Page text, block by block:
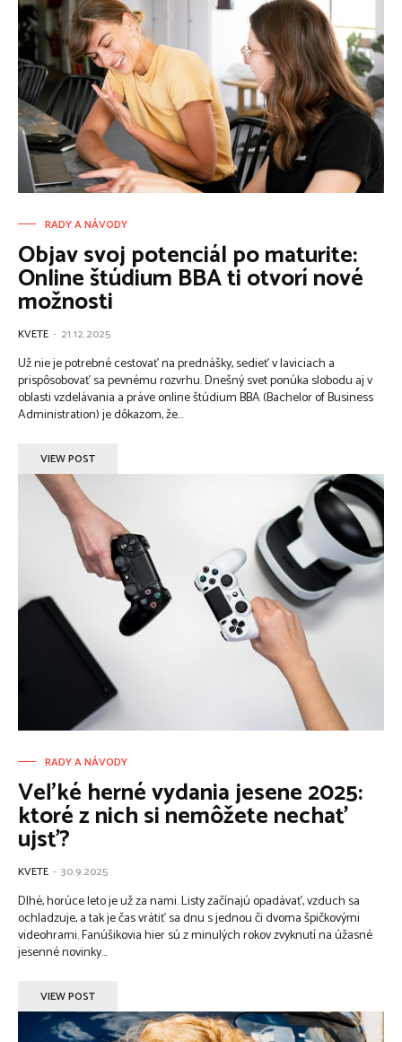
RADY A NÁVODY
Objav svoj potenciál po maturite:
Online štúdium BBA ti otvorí nové
možnosti
KVETE - 21.12.2025
Už nie je potrebné cestovať na prednášky, sedieť v laviciach a
prispôsobovať sa pevnému rozvrhu. Dnešný svet ponúka slobodu aj v
oblasti vzdelávania a práve online štúdium BBA (Bachelor of Business
Administration) je dôkazom, že...
VIEW POST
RADY A NÁVODY
Veľké herné vydania jesene 2025:
ktoré z nich si nemôžete nechať
ujsť?
KVETE - 30.9.2025
Dlhé, horúce leto je už za nami. Listy začínajú opadávať, vzduch sa
ochladzuje, a tak je čas vrátiť sa dnu s jednou či dvoma špičkovými
videohrami. Fanúšikovia hier sú z minulých rokov zvyknutí na úžasné
jesenné novinky...
VIEW POST